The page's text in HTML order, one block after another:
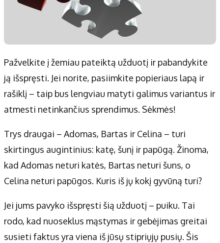
Pažvelkite į žemiau pateiktą užduotį ir pabandykite
ją išspręsti. Jei norite, pasiimkite popieriaus lapą ir
rašiklį – taip bus lengviau matyti galimus variantus ir
atmesti netinkančius sprendimus. Sėkmės!
Trys draugai – Adomas, Bartas ir Celina – turi
skirtingus augintinius: katę, šunį ir papūgą. Žinoma,
kad Adomas neturi katės, Bartas neturi šuns, o
Celina neturi papūgos. Kuris iš jų kokį gyvūną turi?
Jei jums pavyko išspręsti šią užduotį – puiku. Tai
rodo, kad nuoseklus mąstymas ir gebėjimas greitai
susieti faktus yra viena iš jūsų stipriųjų pusių. Šis